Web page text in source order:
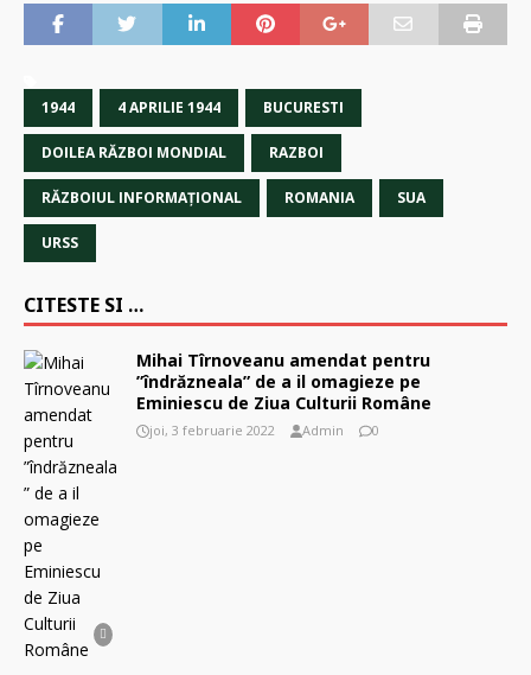
1944 4 APRILIE 1944 BUCURESTI
DOILEA RĂZBOI MONDIAL RAZBOI
RĂZBOIUL INFORMAŢIONAL ROMANIA SUA
URSS
CITESTE SI …
Mihai Tîrnoveanu amendat pentru
”îndrăzneala” de a il omagieze pe
Eminiescu de Ziua Culturii Române
joi, 3 februarie 2022 Admin 0